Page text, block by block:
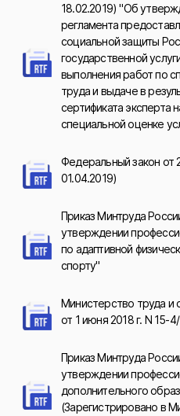
18.02.2019) "Об
регламента
социальной защиты
государственной
выполнения работ по
труда и выдаче в
сертификата эксперта
специальной оценке
Федеральный закон от
01.04.2019)
Приказ Минтруда
утверждении
по адаптивной
спорту"
Министерство труда и
от 1 июня 2018 г. N 15-
Приказ Минтруда
утверждении
дополнительного
(Зарегистрировано в